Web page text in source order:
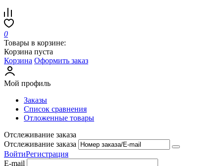
0
Товары в корзине:
Корзина пуста
Корзина Оформить заказ
Мой профиль
Заказы
Список сравнения
Отложенные товары
Отслеживание заказа
Отслеживание заказа
ВойтиРегистрация
E-mail